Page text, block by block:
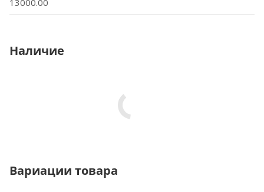
Наличие
Вариации товара